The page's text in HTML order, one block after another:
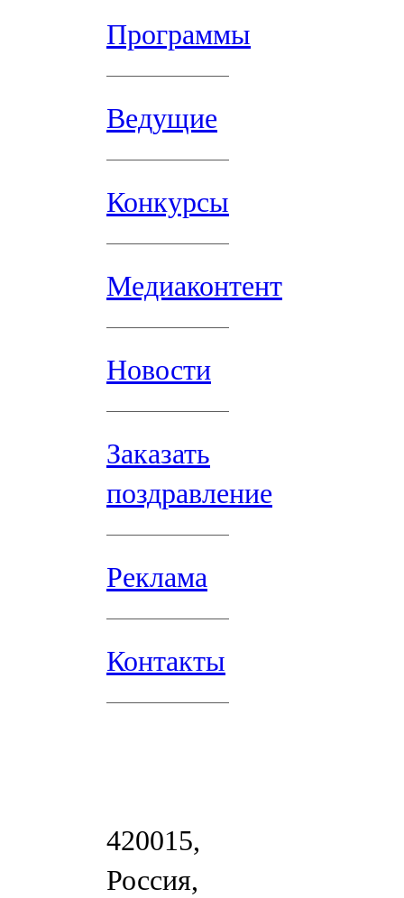
Программы
Ведущие
Конкурсы
Медиаконтент
Новости
Заказать
поздравление
Реклама
Контакты
420015,
Россия,